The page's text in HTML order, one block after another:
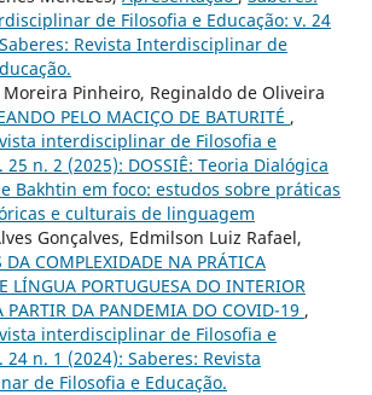
de Filosofia e Educação: v. 24
Revista Interdisciplinar de
Pinheiro, Reginaldo de Oliveira
PELO MACIÇO DE BATURITÉ ,
interdisciplinar de Filosofia e
25 n. 2 (2025): DOSSIÊ: Teoria Dialógica
Bakhtin em foco: estudos sobre práticas
e culturais de linguagem
Gonçalves, Edmilson Luiz Rafael,
DA COMPLEXIDADE NA PRÁTICA
LÍNGUA PORTUGUESA DO INTERIOR
PARTIR DA PANDEMIA DO COVID-19 ,
interdisciplinar de Filosofia e
24 n. 1 (2024): Saberes: Revista
de Filosofia e Educação.